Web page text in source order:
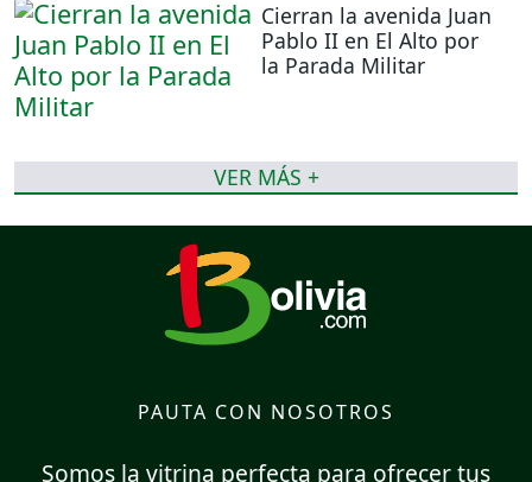
Cierran la avenida Juan
Pablo II en El Alto por
la Parada Militar
VER MÁS +
PAUTA CON NOSOTROS
Somos la vitrina perfecta para ofrecer tus